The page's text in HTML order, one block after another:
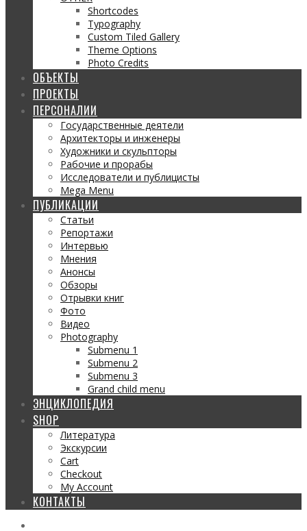
Shortcodes
Typography
Custom Tiled Gallery
Theme Options
Photo Credits
ОБЪЕКТЫ
ПРОЕКТЫ
ПЕРСОНАЛИИ
Государственные деятели
Архитекторы и инженеры
Художники и скульпторы
Рабочие и прорабы
Исследователи и публицисты
Mega Menu
ПУБЛИКАЦИИ
Статьи
Репортажи
Интервью
Мнения
Анонсы
Обзоры
Отрывки книг
Фото
Видео
Photography
Submenu 1
Submenu 2
Submenu 3
Grand child menu
ЭНЦИКЛОПЕДИЯ
SHOP
Литература
Экскурсии
Cart
Checkout
My Account
КОНТАКТЫ